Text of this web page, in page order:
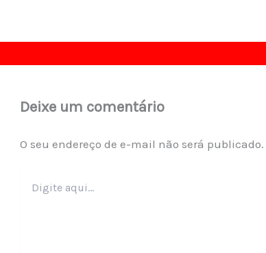
Deixe um comentário
O seu endereço de e-mail não será publicado.
aqui...